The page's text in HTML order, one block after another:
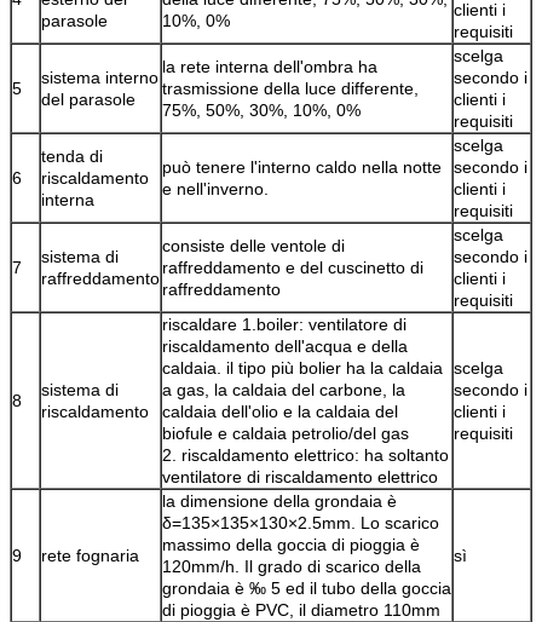
parasole
10%, 0%
clienti i
requisiti
5
sistema interno
del parasole
la rete interna dell'ombra ha
trasmissione della luce differente,
75%, 50%, 30%, 10%, 0%
scelga
secondo i
clienti i
requisiti
6
tenda di
riscaldamento
interna
può tenere l'interno caldo nella notte
e nell'inverno.
scelga
secondo i
clienti i
requisiti
7
sistema di
raffreddamento
consiste delle ventole di
raffreddamento e del cuscinetto di
raffreddamento
scelga
secondo i
clienti i
requisiti
8
sistema di
riscaldamento
riscaldare 1.boiler: ventilatore di
riscaldamento dell'acqua e della
caldaia. il tipo più bolier ha la caldaia
a gas, la caldaia del carbone, la
caldaia dell'olio e la caldaia del
biofule e caldaia petrolio/del gas
2. riscaldamento elettrico: ha soltanto
ventilatore di riscaldamento elettrico
scelga
secondo i
clienti i
requisiti
9 rete fognaria
la dimensione della grondaia è
δ=135×135×130×2.5mm. Lo scarico
massimo della goccia di pioggia è
120mm/h. Il grado di scarico della
grondaia è ‰ 5 ed il tubo della goccia
di pioggia è PVC, il diametro 110mm
sì